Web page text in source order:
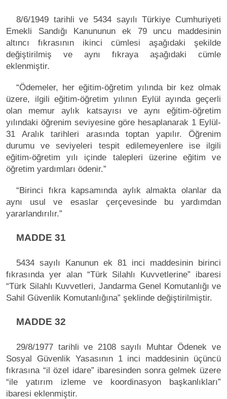
8/6/1949 tarihli ve 5434 sayılı Türkiye Cumhuriyeti
Emekli Sandığı Kanununun ek 79 uncu maddesinin
altıncı fıkrasının ikinci cümlesi aşağıdaki şekilde
değiştirilmiş ve aynı fıkraya aşağıdaki cümle
eklenmiştir.
“Ödemeler, her eğitim-öğretim yılında bir kez olmak
üzere, ilgili eğitim-öğretim yılının Eylül ayında geçerli
olan memur aylık katsayısı ve aynı eğitim-öğretim
yılındaki öğrenim seviyesine göre hesaplanarak 1 Eylül-
31 Aralık tarihleri arasında toptan yapılır. Öğrenim
durumu ve seviyeleri tespit edilemeyenlere ise ilgili
eğitim-öğretim yılı içinde talepleri üzerine eğitim ve
öğretim yardımları ödenir.”
“Birinci fıkra kapsamında aylık almakta olanlar da
aynı usul ve esaslar çerçevesinde bu yardımdan
yararlandırılır.”
MADDE 31
5434 sayılı Kanunun ek 81 inci maddesinin birinci
fıkrasında yer alan “Türk Silahlı Kuvvetlerine” ibaresi
“Türk Silahlı Kuvvetleri, Jandarma Genel Komutanlığı ve
Sahil Güvenlik Komutanlığına” şeklinde değiştirilmiştir.
MADDE 32
29/8/1977 tarihli ve 2108 sayılı Muhtar Ödenek ve
Sosyal Güvenlik Yasasının 1 inci maddesinin üçüncü
fıkrasına “il özel idare” ibaresinden sonra gelmek üzere
“ile yatırım izleme ve koordinasyon başkanlıkları”
ibaresi eklenmiştir.